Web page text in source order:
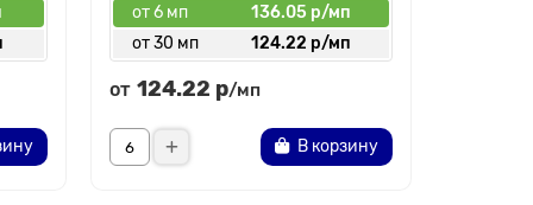
от 6 мп
136.05 р/мп
от 30 мп
124.22 р/мп
от 124.22 р/мп
В корзину